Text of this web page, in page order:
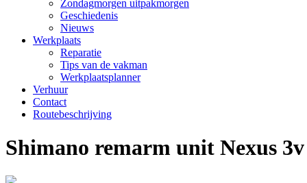
Zondagmorgen uitpakmorgen
Geschiedenis
Nieuws
Werkplaats
Reparatie
Tips van de vakman
Werkplaatsplanner
Verhuur
Contact
Routebeschrijving
Shimano remarm unit Nexus